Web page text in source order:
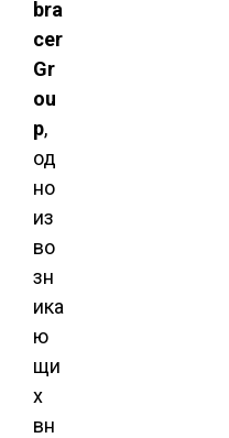
bra
cer
Gr
ou
p,
од
но
из
во
зн
ика
ю
щи
х
вн